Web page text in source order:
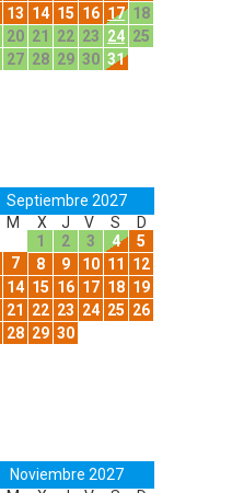
13 14 15 16 17 18
20 21 22 23 24 25
27 28 29 30 31
Septiembre 2027
M X J V S
D
1
2 3 4
5
7 8 9 10 11
12
14 15 16 17 18 19
21 22 23 24 25 26
28 29 30
Noviembre 2027